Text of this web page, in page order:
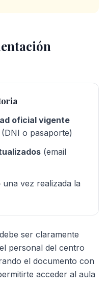
oficial vigente
o pasaporte)
(email
una vez realizada la
ser claramente
personal del centro
el documento con
acceder al aula